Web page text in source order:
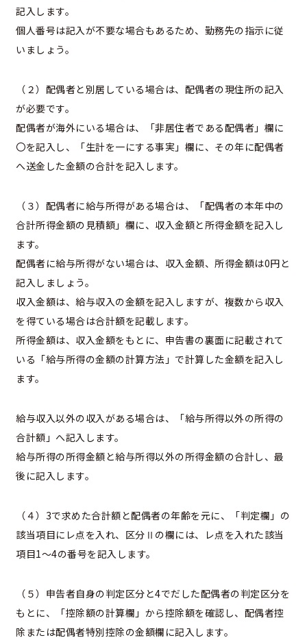
記入します。
個人番号は記入が不要な場合もあるため、勤務先の指示に従
いましょう。
（２）配偶者と別居している場合は、配偶者の現住所の記入
が必要です。
配偶者が海外にいる場合は、「非居住者である配偶者」欄に
〇を記入し、「生計を一にする事実」欄に、その年に配偶者
へ送金した金額の合計を記入します。
（３）配偶者に給与所得がある場合は、「配偶者の本年中の
合計所得金額の見積額」欄に、収入金額と所得金額を記入し
ます。
配偶者に給与所得がない場合は、収入金額、所得金額は0円と
記入しましょう。
収入金額は、給与収入の金額を記入しますが、複数から収入
を得ている場合は合計額を記載します。
所得金額は、収入金額をもとに、申告書の裏面に記載されて
いる「給与所得の金額の計算方法」で計算した金額を記入し
ます。
給与収入以外の収入がある場合は、「給与所得以外の所得の
合計額」へ記入します。
給与所得の所得金額と給与所得以外の所得金額の合計し、最
後に記入します。
（４）3で求めた合計額と配偶者の年齢を元に、「判定欄」の
該当項目にレ点を入れ、区分Ⅱの欄には、レ点を入れた該当
項目1～4の番号を記入します。
（５）申告者自身の判定区分と4でだした配偶者の判定区分を
もとに、「控除額の計算欄」から控除額を確認し、配偶者控
除または配偶者特別控除の金額欄に記入します。